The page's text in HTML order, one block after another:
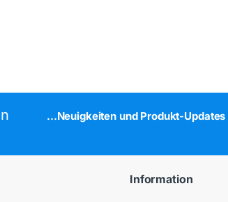
...Neuigkeiten und Produkt-Updates
Information